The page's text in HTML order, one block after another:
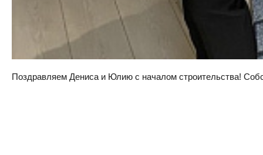
Поздравляем Дениса и Юлию с началом строительства!